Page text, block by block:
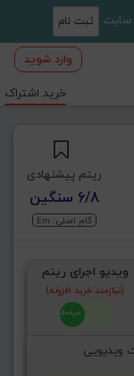
ثبت نام
وارد شوید
خرید اشتراک
ریتم پیشنهادی
6/8 سنگین
گام اصلی: Em
ویدیو اجرای ریتم
(نیازمند خرید افزونه)
ویدیویی